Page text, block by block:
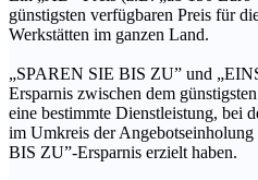
günstigsten verfügbaren Preis für
Werkstätten im ganzen Land.
„SPAREN SIE BIS ZU” und
Ersparnis zwischen dem
eine bestimmte Dienstleistung, bei
im Umkreis der
BIS ZU”-Ersparnis erzielt haben.